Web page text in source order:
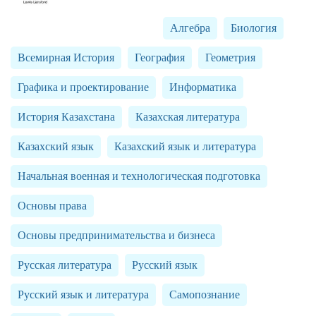
Алгебра Биология
Всемирная История География Геометрия
Графика и проектирование Информатика
История Казахстана Казахская литература
Казахский язык Казахский язык и литература
Начальная военная и технологическая подготовка
Основы права
Основы предпринимательства и бизнеса
Русская литература Русский язык
Русский язык и литература Самопознание